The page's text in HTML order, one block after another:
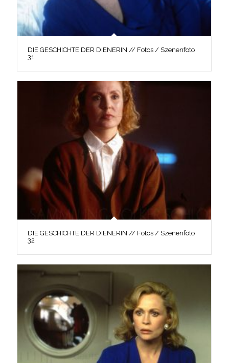
DIE GESCHICHTE DER DIENERIN // Fotos / Szenenfoto
31
DIE GESCHICHTE DER DIENERIN // Fotos / Szenenfoto
32